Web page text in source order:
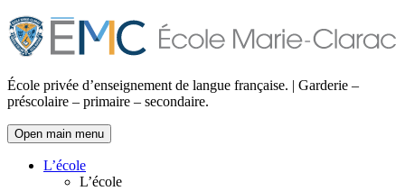
École privée d’enseignement de langue française. | Garderie –
préscolaire – primaire – secondaire.
Open main menu
L’école
L’école